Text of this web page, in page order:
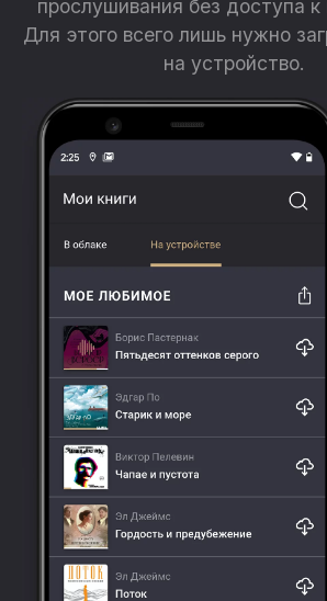
прослушивания без доступа к
Для этого всего лишь нужно
на устройство.